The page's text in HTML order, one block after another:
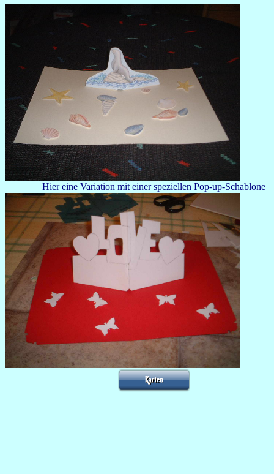
Hier eine Variation mit einer speziellen Pop-up-Schablone